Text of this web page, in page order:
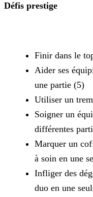
Défis prestige
Finir dans le
Aider ses
une partie (5)
Utiliser un
Soigner un
différentes
Marquer un
à soin en une
Infliger des
duo en une